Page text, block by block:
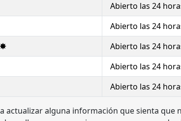
Abierto las 24
Abierto las 24
Abierto las 24
Abierto las 24
Abierto las 24
actualizar alguna información que sienta que